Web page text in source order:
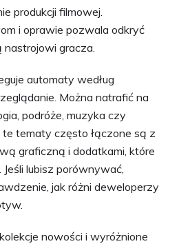
produkcji filmowej.
i oprawie pozwala odkryć
gracza.
automaty według
Można natrafić na
podróże, muzyka czy
tematy często łączone są z
graficzną i dodatkami, które
lubisz porównywać,
jak różni deweloperzy
nowości i wyróżnione